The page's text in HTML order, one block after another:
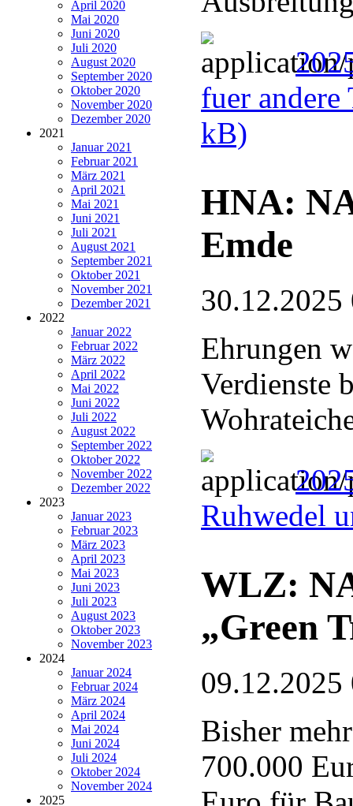
April 2020
Mai 2020
Juni 2020
Juli 2020
August 2020
September 2020
Oktober 2020
November 2020
Dezember 2020
2021
Januar 2021
Februar 2021
März 2021
April 2021
Mai 2021
Juni 2021
Juli 2021
August 2021
September 2021
Oktober 2021
November 2021
Dezember 2021
2022
Januar 2022
Februar 2022
März 2022
April 2022
Mai 2022
Juni 2022
Juli 2022
August 2022
September 2022
Oktober 2022
November 2022
Dezember 2022
2023
Januar 2023
Februar 2023
März 2023
April 2023
Mai 2023
Juni 2023
Juli 2023
August 2023
Oktober 2023
November 2023
2024
Januar 2024
Februar 2024
März 2024
April 2024
Mai 2024
Juni 2024
Juli 2024
Oktober 2024
November 2024
2025
fuer
kB)
HNA:
Emde
30.12.2025
Ehrungen
Verdienste
Ruhwedel
WLZ:
„Green
09.12.2025
Bisher
700.000